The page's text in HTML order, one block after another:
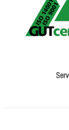
Verpacken &
Vertrag widerrufen
Geschichte
Impressum
Karriere
Mastercard
Vorkasse